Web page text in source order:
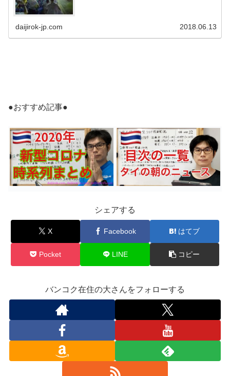
daijirok-jp.com 2018.06.13
●おすすめ記事●
シェアする
X Facebook はてブ
Pocket LINE コピー
バンコク在住の大さんをフォローする